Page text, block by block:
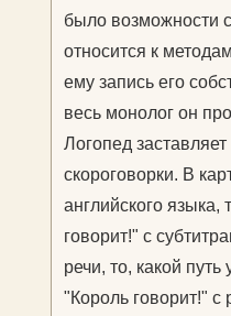
было возможности
относится к
ему запись его
весь монолог он
Логопед
скороговорки. В
английского
говорит!" с
речи, то, какой
"Король говорит!" с